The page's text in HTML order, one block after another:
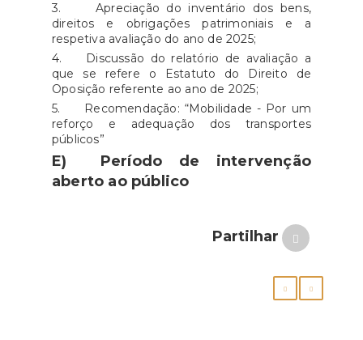
3. Apreciação do inventário dos bens,
direitos e obrigações patrimoniais e a
respetiva avaliação do ano de 2025;
4. Discussão do relatório de avaliação a
que se refere o Estatuto do Direito de
Oposição referente ao ano de 2025;
5. Recomendação: “Mobilidade - Por um
reforço e adequação dos transportes
públicos”
E) Período de intervenção
aberto ao público
Partilhar